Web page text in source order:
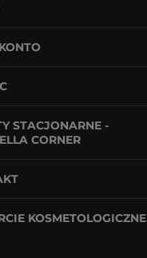
STACJONARNE -
CORNER
KOSMETOLOGICZNE